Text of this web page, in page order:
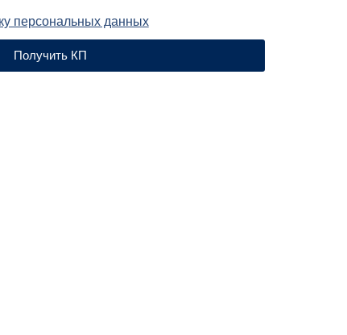
персональных данных
Получить КП